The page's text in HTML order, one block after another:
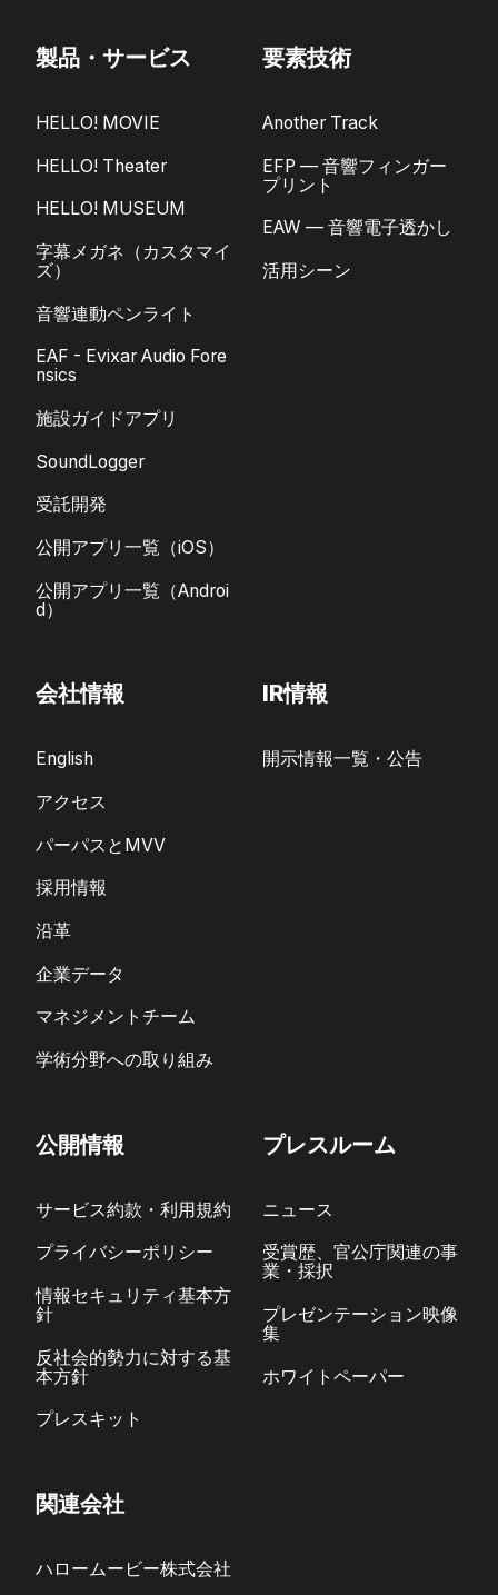
製品・サービス
HELLO! MOVIE
HELLO! Theater
HELLO! MUSEUM
字幕メガネ（カスタマイ
ズ）
音響連動ペンライト
EAF - Evixar Audio Fore
nsics
施設ガイドアプリ
SoundLogger
受託開発
公開アプリ一覧（iOS）
公開アプリ一覧（Androi
d）
要素技術
Another Track
EFP — 音響フィンガー
プリント
EAW — 音響電子透かし
活用シーン
会社情報
English
アクセス
パーパスとMVV
採用情報
沿革
企業データ
マネジメントチーム
学術分野への取り組み
IR情報
開示情報一覧・公告
公開情報
サービス約款・利用規約
プライバシーポリシー
情報セキュリティ基本方
針
反社会的勢力に対する基
本方針
プレスキット
プレスルーム
ニュース
受賞歴、官公庁関連の事
業・採択
プレゼンテーション映像
集
ホワイトペーパー
関連会社
ハロームービー株式会社